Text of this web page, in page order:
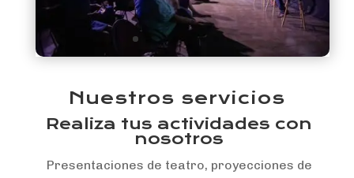
Nuestros servicios
Realiza tus actividades con
nosotros
Presentaciones de teatro, proyecciones de